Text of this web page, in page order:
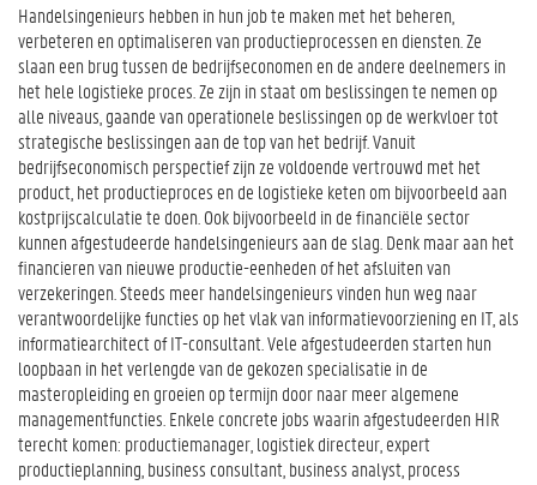
Handelsingenieurs hebben in hun job te maken met het beheren,
verbeteren en optimaliseren van productieprocessen en diensten. Ze
slaan een brug tussen de bedrijfseconomen en de andere deelnemers in
het hele logistieke proces. Ze zijn in staat om beslissingen te nemen op
alle niveaus, gaande van operationele beslissingen op de werkvloer tot
strategische beslissingen aan de top van het bedrijf. Vanuit
bedrijfseconomisch perspectief zijn ze voldoende vertrouwd met het
product, het productieproces en de logistieke keten om bijvoorbeeld aan
kostprijscalculatie te doen. Ook bijvoorbeeld in de financiële sector
kunnen afgestudeerde handelsingenieurs aan de slag. Denk maar aan het
financieren van nieuwe productie-eenheden of het afsluiten van
verzekeringen. Steeds meer handelsingenieurs vinden hun weg naar
verantwoordelijke functies op het vlak van informatievoorziening en IT, als
informatiearchitect of IT-consultant. Vele afgestudeerden starten hun
loopbaan in het verlengde van de gekozen specialisatie in de
masteropleiding en groeien op termijn door naar meer algemene
managementfuncties. Enkele concrete jobs waarin afgestudeerden HIR
terecht komen: productiemanager, logistiek directeur, expert
productieplanning, business consultant, business analyst, process